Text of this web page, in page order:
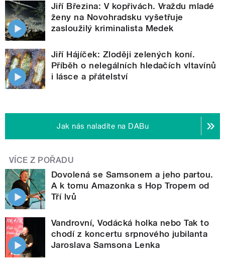
Jiří Březina: V kopřivách. Vraždu mladé
ženy na Novohradsku vyšetřuje
zasloužilý kriminalista Medek
Jiří Hájíček: Zloději zelených koní.
Příběh o nelegálních hledačích vltavínů
i lásce a přátelství
Jak nás naladíte na DABu
VÍCE Z POŘADU
Dovolená se Samsonem a jeho partou.
A k tomu Amazonka s Hop Tropem od
Tří lvů
Vandrovní, Vodácká holka nebo Tak to
chodí z koncertu srpnového jubilanta
Jaroslava Samsona Lenka